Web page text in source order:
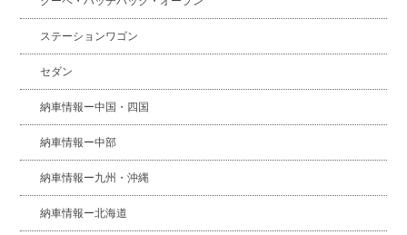
ステーションワゴン
セダン
納車情報ー中国・四国
納車情報ー中部
納車情報ー九州・沖縄
納車情報ー北海道